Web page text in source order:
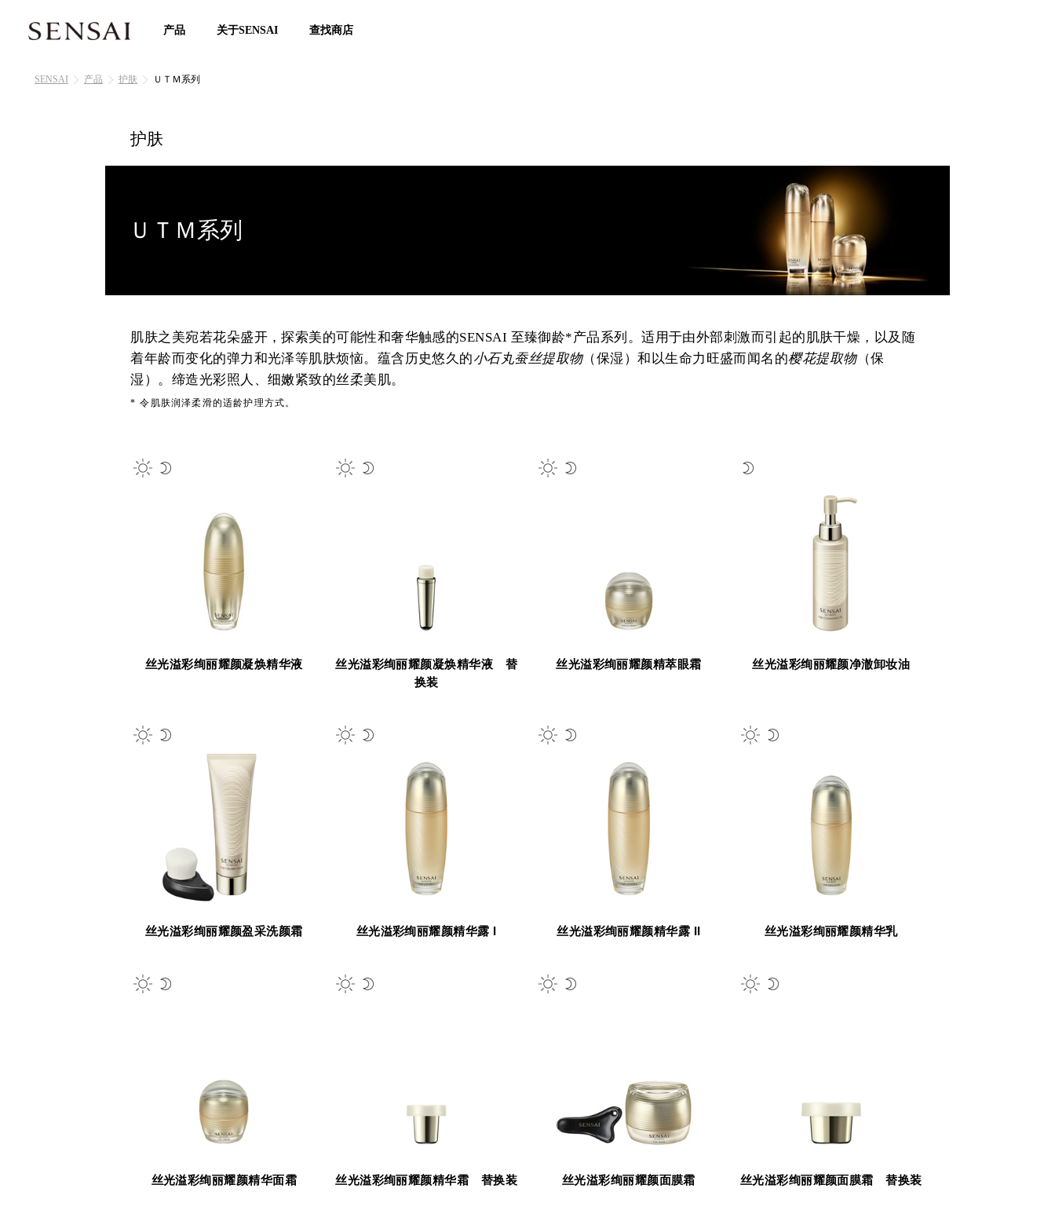
产品 关于SENSAI 查找商店
SENSAI 产品 护肤 ＵＴＭ系列
护肤
ＵＴＭ系列
肌肤之美宛若花朵盛开，探索美的可能性和奢华触感的SENSAI 至臻御龄*产品系列。适用于由外部刺激而引起的肌肤干燥，以及随
着年龄而变化的弹力和光泽等肌肤烦恼。蕴含历史悠久的小石丸蚕丝提取物（保湿）和以生命力旺盛而闻名的樱花提取物（保
湿）。缔造光彩照人、细嫩紧致的丝柔美肌。
* 令肌肤润泽柔滑的适龄护理方式。
丝光溢彩绚丽耀颜凝焕精华液
丝光溢彩绚丽耀颜凝焕精华液 替
换装
丝光溢彩绚丽耀颜精萃眼霜 丝光溢彩绚丽耀颜净澈卸妆油
丝光溢彩绚丽耀颜盈采洗颜霜 丝光溢彩绚丽耀颜精华露 I 丝光溢彩绚丽耀颜精华露 II 丝光溢彩绚丽耀颜精华乳
丝光溢彩绚丽耀颜精华面霜 丝光溢彩绚丽耀颜精华霜 替换装 丝光溢彩绚丽耀颜面膜霜 丝光溢彩绚丽耀颜面膜霜 替换装